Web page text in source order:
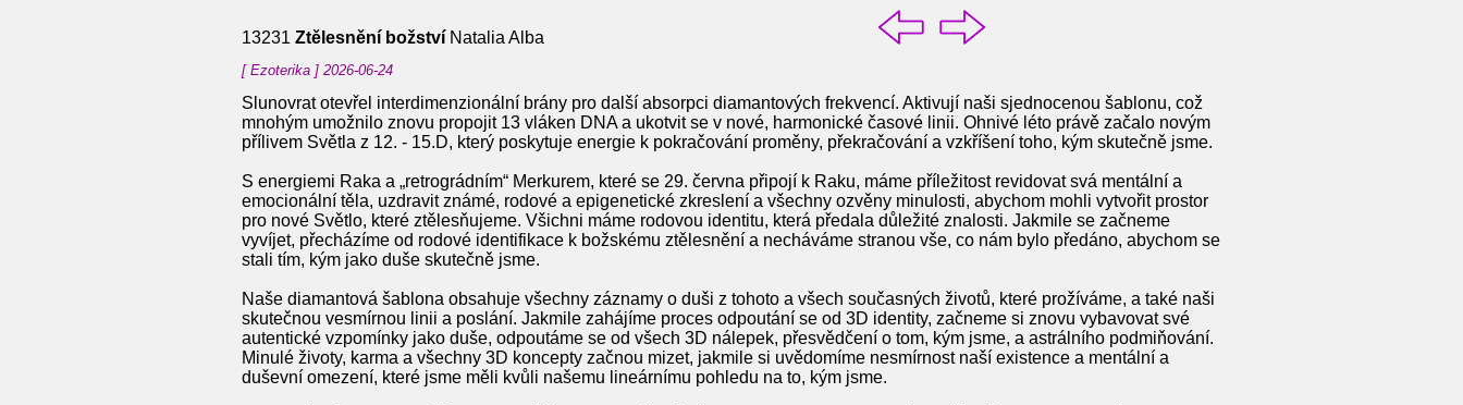
13231 Ztělesnění božství Natalia Alba
[ Ezoterika ] 2026-06-24
Slunovrat otevřel interdimenzionální brány pro další absorpci diamantových frekvencí. Aktivují naši sjednocenou šablonu, což
mnohým umožnilo znovu propojit 13 vláken DNA a ukotvit se v nové, harmonické časové linii. Ohnivé léto právě začalo novým
přílivem Světla z 12. - 15.D, který poskytuje energie k pokračování proměny, překračování a vzkříšení toho, kým skutečně jsme.
S energiemi Raka a „retrográdním“ Merkurem, které se 29. června připojí k Raku, máme příležitost revidovat svá mentální a
emocionální těla, uzdravit známé, rodové a epigenetické zkreslení a všechny ozvěny minulosti, abychom mohli vytvořit prostor
pro nové Světlo, které ztělesňujeme. Všichni máme rodovou identitu, která předala důležité znalosti. Jakmile se začneme
vyvíjet, přecházíme od rodové identifikace k božskému ztělesnění a necháváme stranou vše, co nám bylo předáno, abychom se
stali tím, kým jako duše skutečně jsme.
Naše diamantová šablona obsahuje všechny záznamy o duši z tohoto a všech současných životů, které prožíváme, a také naši
skutečnou vesmírnou linii a poslání. Jakmile zahájíme proces odpoutání se od 3D identity, začneme si znovu vybavovat své
autentické vzpomínky jako duše, odpoutáme se od všech 3D nálepek, přesvědčení o tom, kým jsme, a astrálního podmiňování.
Minulé životy, karma a všechny 3D koncepty začnou mizet, jakmile si uvědomíme nesmírnost naší existence a mentální a
duševní omezení, které jsme měli kvůli našemu lineárnímu pohledu na to, kým jsme.